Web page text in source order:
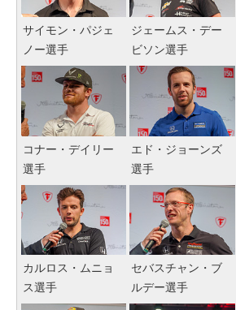
サイモン・パジェ
ノー選手
ジェームス・デー
ビソン選手
コナー・デイリー
選手
エド・ジョーンズ
選手
カルロス・ムニョ
ス選手
セバスチャン・ブ
ルデー選手